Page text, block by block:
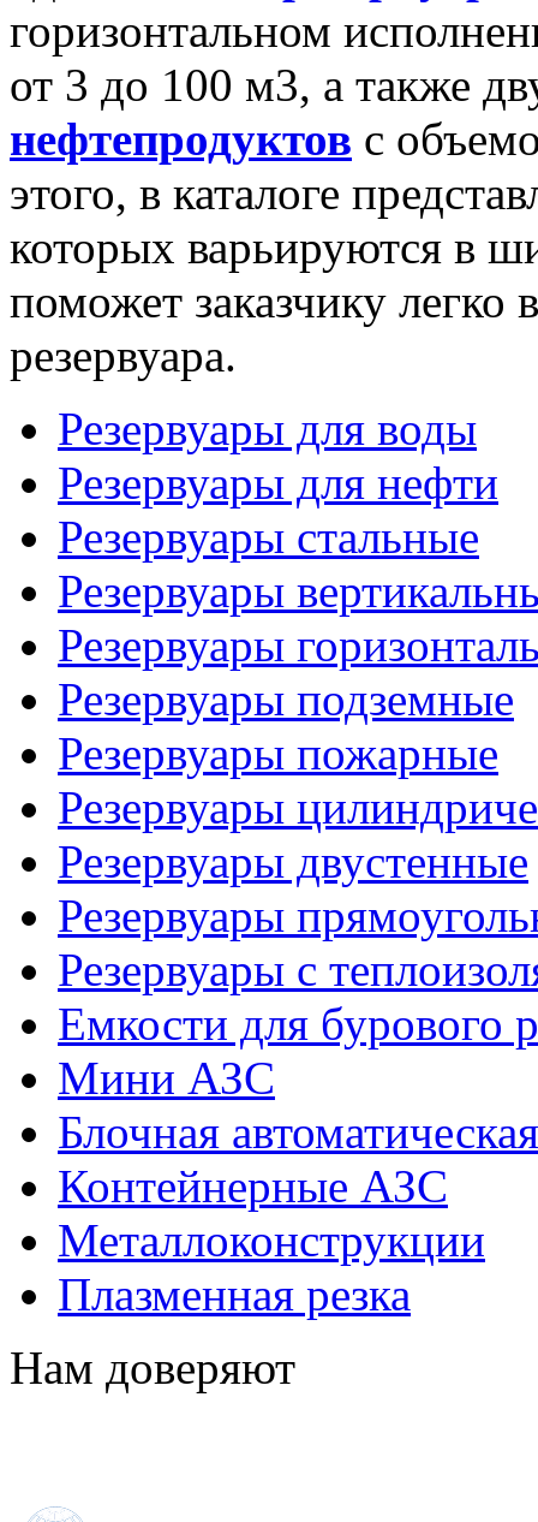
горизонтальном
от 3 до 100 м3, а также
нефтепродуктов с
этого, в каталоге
которых варьируются в
поможет заказчику
резервуара.
Резервуары для воды
Резервуары для нефти
Резервуары стальные
Резервуары
Резервуары
Резервуары подземные
Резервуары пожарные
Резервуары
Резервуары двустенные
Резервуары
Резервуары с
Емкости для бурового
Мини АЗС
Блочная
Контейнерные АЗС
Металлоконструкции
Плазменная резка
Нам доверяют